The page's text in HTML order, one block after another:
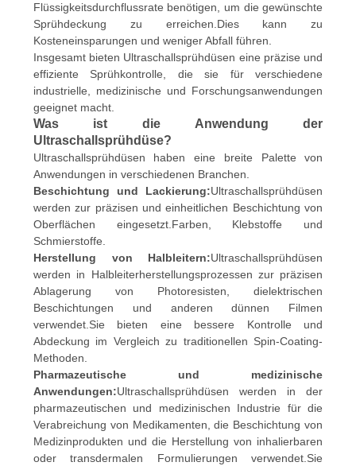
Flüssigkeitsdurchflussrate benötigen, um die gewünschte
Sprühdeckung zu erreichen.Dies kann zu
Kosteneinsparungen und weniger Abfall führen.
Insgesamt bieten Ultraschallsprühdüsen eine präzise und
effiziente Sprühkontrolle, die sie für verschiedene
industrielle, medizinische und Forschungsanwendungen
geeignet macht.
Was ist die Anwendung der
Ultraschallsprühdüse?
Ultraschallsprühdüsen haben eine breite Palette von
Anwendungen in verschiedenen Branchen.
Beschichtung und Lackierung:Ultraschallsprühdüsen
werden zur präzisen und einheitlichen Beschichtung von
Oberflächen eingesetzt.Farben, Klebstoffe und
Schmierstoffe.
Herstellung von Halbleitern:Ultraschallsprühdüsen
werden in Halbleiterherstellungsprozessen zur präzisen
Ablagerung von Photoresisten, dielektrischen
Beschichtungen und anderen dünnen Filmen
verwendet.Sie bieten eine bessere Kontrolle und
Abdeckung im Vergleich zu traditionellen Spin-Coating-
Methoden.
Pharmazeutische und medizinische
Anwendungen:Ultraschallsprühdüsen werden in der
pharmazeutischen und medizinischen Industrie für die
Verabreichung von Medikamenten, die Beschichtung von
Medizinprodukten und die Herstellung von inhalierbaren
oder transdermalen Formulierungen verwendet.Sie